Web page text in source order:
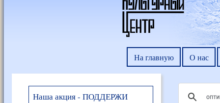
На главную О нас
Наша акция - ПОДДЕРЖИ